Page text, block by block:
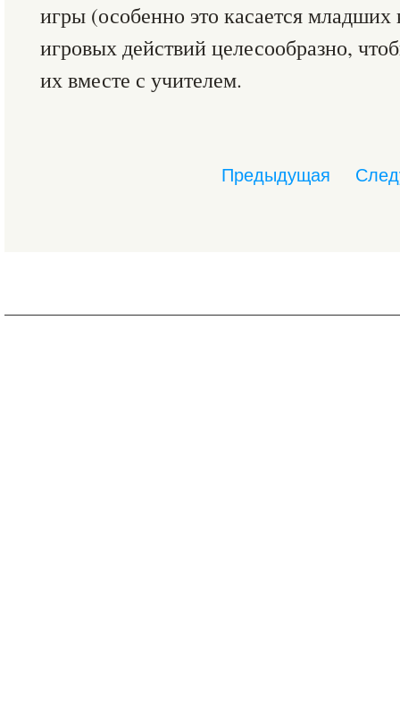
игры (особенно это касается младших
игровых действий целесообразно,
их вместе с учителем.
Предыдущая